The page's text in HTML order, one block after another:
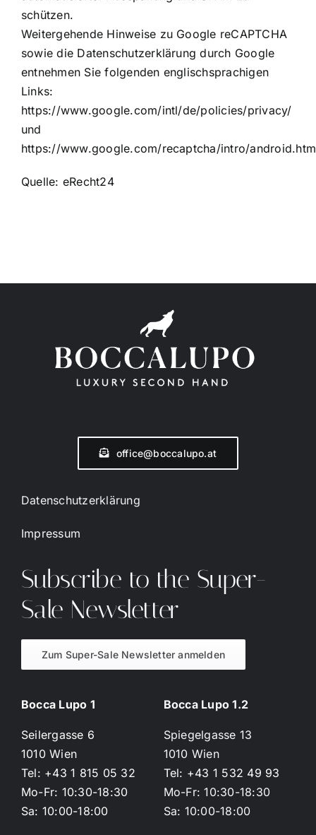
schützen.
Weitergehende Hinweise zu Google reCAPTCHA
sowie die Datenschutzerklärung durch Google
entnehmen Sie folgenden englischsprachigen
Links:
https://www.google.com/intl/de/policies/privacy/
und
https://www.google.com/recaptcha/intro/
Quelle: eRecht24
office@boccalupo.at
Datenschutzerklärung
Impressum
Subscribe to the Super-
Sale Newsletter
Zum Super-Sale Newsletter anmelden
Bocca Lupo 1
Seilergasse 6
1010 Wien
Tel: +43 1 815 05 32
Mo-Fr: 10:30-18:30
Sa: 10:00-18:00
Bocca Lupo 1.2
Spiegelgasse 13
1010 Wien
Tel: +43 1 532 49 93
Mo-Fr: 10:30-18:30
Sa: 10:00-18:00